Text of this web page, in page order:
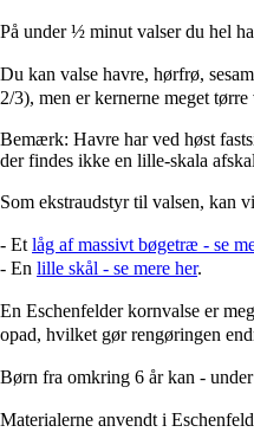
På under ½ minut valser du hel
Du kan valse havre, hørfrø, s
2/3), men er kernerne meget
Bemærk: Havre har ved høst
der findes ikke en lille-skala
Som ekstraudstyr til valsen, kan
- Et låg af massivt bøgetræ - se
- En lille skål - se mere her.
En Eschenfelder kornvalse er
opad, hvilket gør rengøringen
Børn fra omkring 6 år kan -
Materialerne anvendt i